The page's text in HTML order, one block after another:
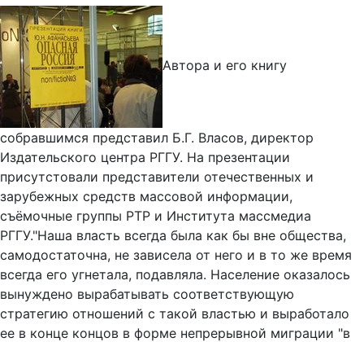
Автора и его книгу
собравшимся представил Б.Г. Власов, директор
Издательского центра РГГУ. На презентации
присутстовали представители отечественных и
зарубежных средств массовой информации,
съёмочные группы РТР и Института массмедиа
РГГУ."Наша власть всегда была как бы вне общества,
самодостаточна, не зависела от него и в то же время
всегда его угнетала, подавляла. Население оказалось
вынуждено вырабатывать соответствующую
стратегию отношений с такой властью и выработало
ее в конце концов в форме непрерывной миграции "в